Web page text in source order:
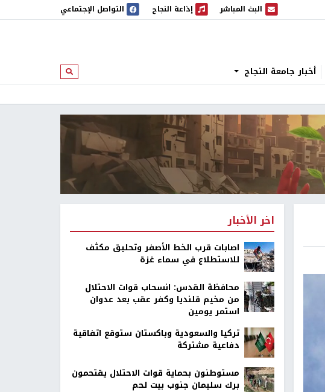
البث المباشر
البث المباشر إذاعة النجاح
إذاعة النجاح التواصل الإجتماعي
أخبار جامعة النجاح ابحث
اخر الأخبار
اصابات قرب الخط الأصفر وتحليق مكثف
للاستطلاع في سماء غزة
محافظة القدس: انسحاب قوات الاحتلال
من مخيم قلنديا وكفر عقب بعد عدوان
استمر يومين
تركيا والسعودية وباكستان ستوقع اتفاقية
دفاعية مشتركة
مستوطنون بحماية قوات الاحتلال يقتحمون
برك سليمان جنوب بيت لحم